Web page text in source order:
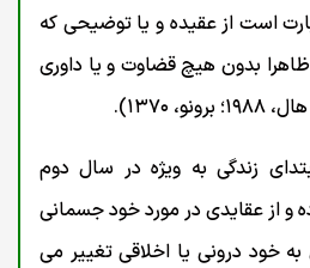
است از عقیده و یا توضیحی که
بدون هیچ قضاوت و یا داوری
۱۳۷۰).
زندگی به ویژه در سال دوم
و از عقایدی در مورد خود جسمانی
خود درونی یا اخلاقی تغییر می